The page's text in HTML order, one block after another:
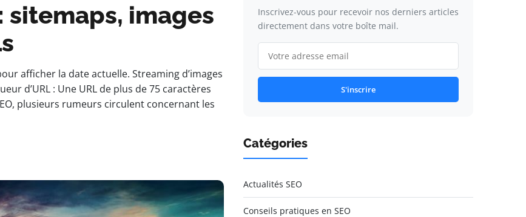
sitemaps, images
afficher la date actuelle. Streaming d’images
d’URL : Une URL de plus de 75 caractères
plusieurs rumeurs circulent concernant les
Inscrivez-vous pour recevoir nos derniers articles
directement dans votre boîte mail.
S'inscrire
Catégories
Actualités SEO
Conseils pratiques en SEO